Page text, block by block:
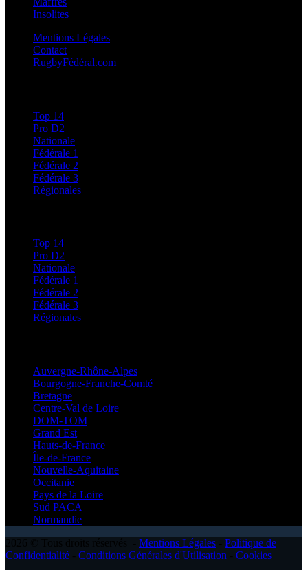
Insolites
Mentions Légales
Contact
RugbyFédéral.com
Top 14
Pro D2
Nationale
Fédérale 1
Fédérale 2
Fédérale 3
Régionales
Top 14
Pro D2
Nationale
Fédérale 1
Fédérale 2
Fédérale 3
Régionales
Auvergne-Rhône-Alpes
Bourgogne-Franche-Comté
Bretagne
Centre-Val de Loire
DOM-TOM
Grand Est
Hauts-de-France
Île-de-France
Nouvelle-Aquitaine
Occitanie
Pays de la Loire
Sud PACA
Normandie
Mentions Légales
Politique de
Confidentialité
Conditions Générales d'Utilisation
Cookies